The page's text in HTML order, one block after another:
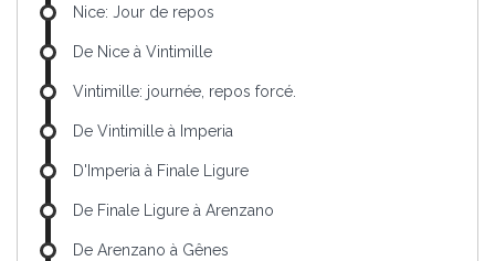
Nice: Jour de repos
De Nice à Vintimille
Vintimille: journée, repos forcé.
De Vintimille à Imperia
D'Imperia à Finale Ligure
De Finale Ligure à Arenzano
De Arenzano à Gênes